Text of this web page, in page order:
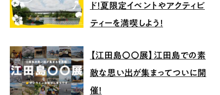
ド！夏限定イベントやアクティビ
ティーを満喫しよう！
【江田島〇〇展】江田島での素
敵な思い出が集まってついに開
催！